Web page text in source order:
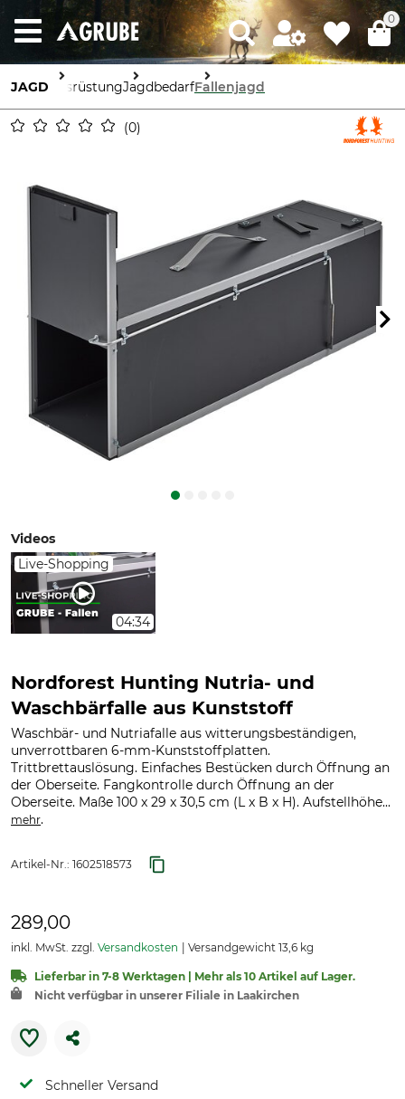
0
JAGD AusrüstungJagdbedarfFallenjagd
0
Videos
Live-Shopping
04:34
Nordforest Hunting Nutria- und
Waschbärfalle aus Kunststoff
Waschbär- und Nutriafalle aus witterungsbeständigen,
unverrottbaren 6-mm-Kunststoffplatten.
Trittbrettauslösung. Einfaches Bestücken durch Öffnung an
der Oberseite. Fangkontrolle durch Öffnung an der
Oberseite. Maße 100 x 29 x 30,5 cm (L x B x H). Aufstellhöhe...
mehr.
Artikel-Nr.: 1602518573
289,00
inkl. MwSt. zzgl. Versandkosten Versandgewicht 13,6 kg
Lieferbar in 7-8 Werktagen | Mehr als 10 Artikel auf Lager.
Nicht verfügbar in unserer Filiale in Laakirchen
Schneller Versand